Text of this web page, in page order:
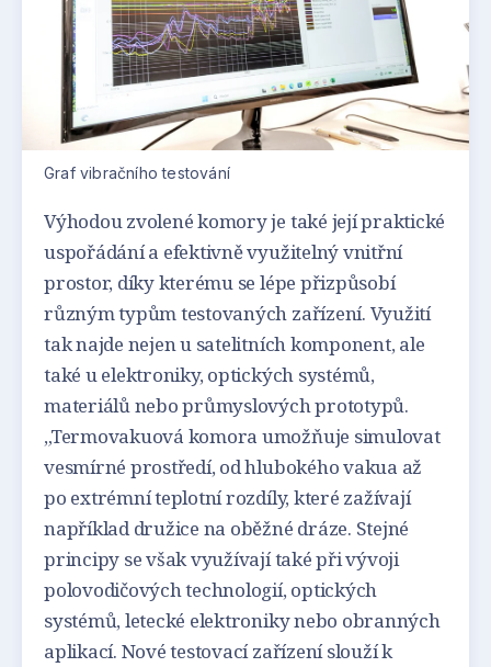
Graf vibračního testování
Výhodou zvolené komory je také její praktické
uspořádání a efektivně využitelný vnitřní
prostor, díky kterému se lépe přizpůsobí
různým typům testovaných zařízení. Využití
tak najde nejen u satelitních komponent, ale
také u elektroniky, optických systémů,
materiálů nebo průmyslových prototypů.
„Termovakuová komora umožňuje simulovat
vesmírné prostředí, od hlubokého vakua až
po extrémní teplotní rozdíly, které zažívají
například družice na oběžné dráze. Stejné
principy se však využívají také při vývoji
polovodičových technologií, optických
systémů, letecké elektroniky nebo obranných
aplikací. Nové testovací zařízení slouží k